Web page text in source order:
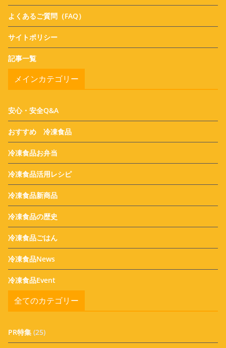
よくあるご質問（FAQ）
サイトポリシー
記事一覧
メインカテゴリー
安心・安全Q&A
おすすめ 冷凍食品
冷凍食品お弁当
冷凍食品活用レシピ
冷凍食品新商品
冷凍食品の歴史
冷凍食品ごはん
冷凍食品News
冷凍食品Event
全てのカテゴリー
PR特集 (25)